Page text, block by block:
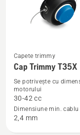
Vezi
mai
multe
detalii
despre
Cap
Capete trimmy
Cap Trimmy T35X
Se potrivește cu
motorului
30-42 cc
Dimensiune min. cablu
2,4 mm